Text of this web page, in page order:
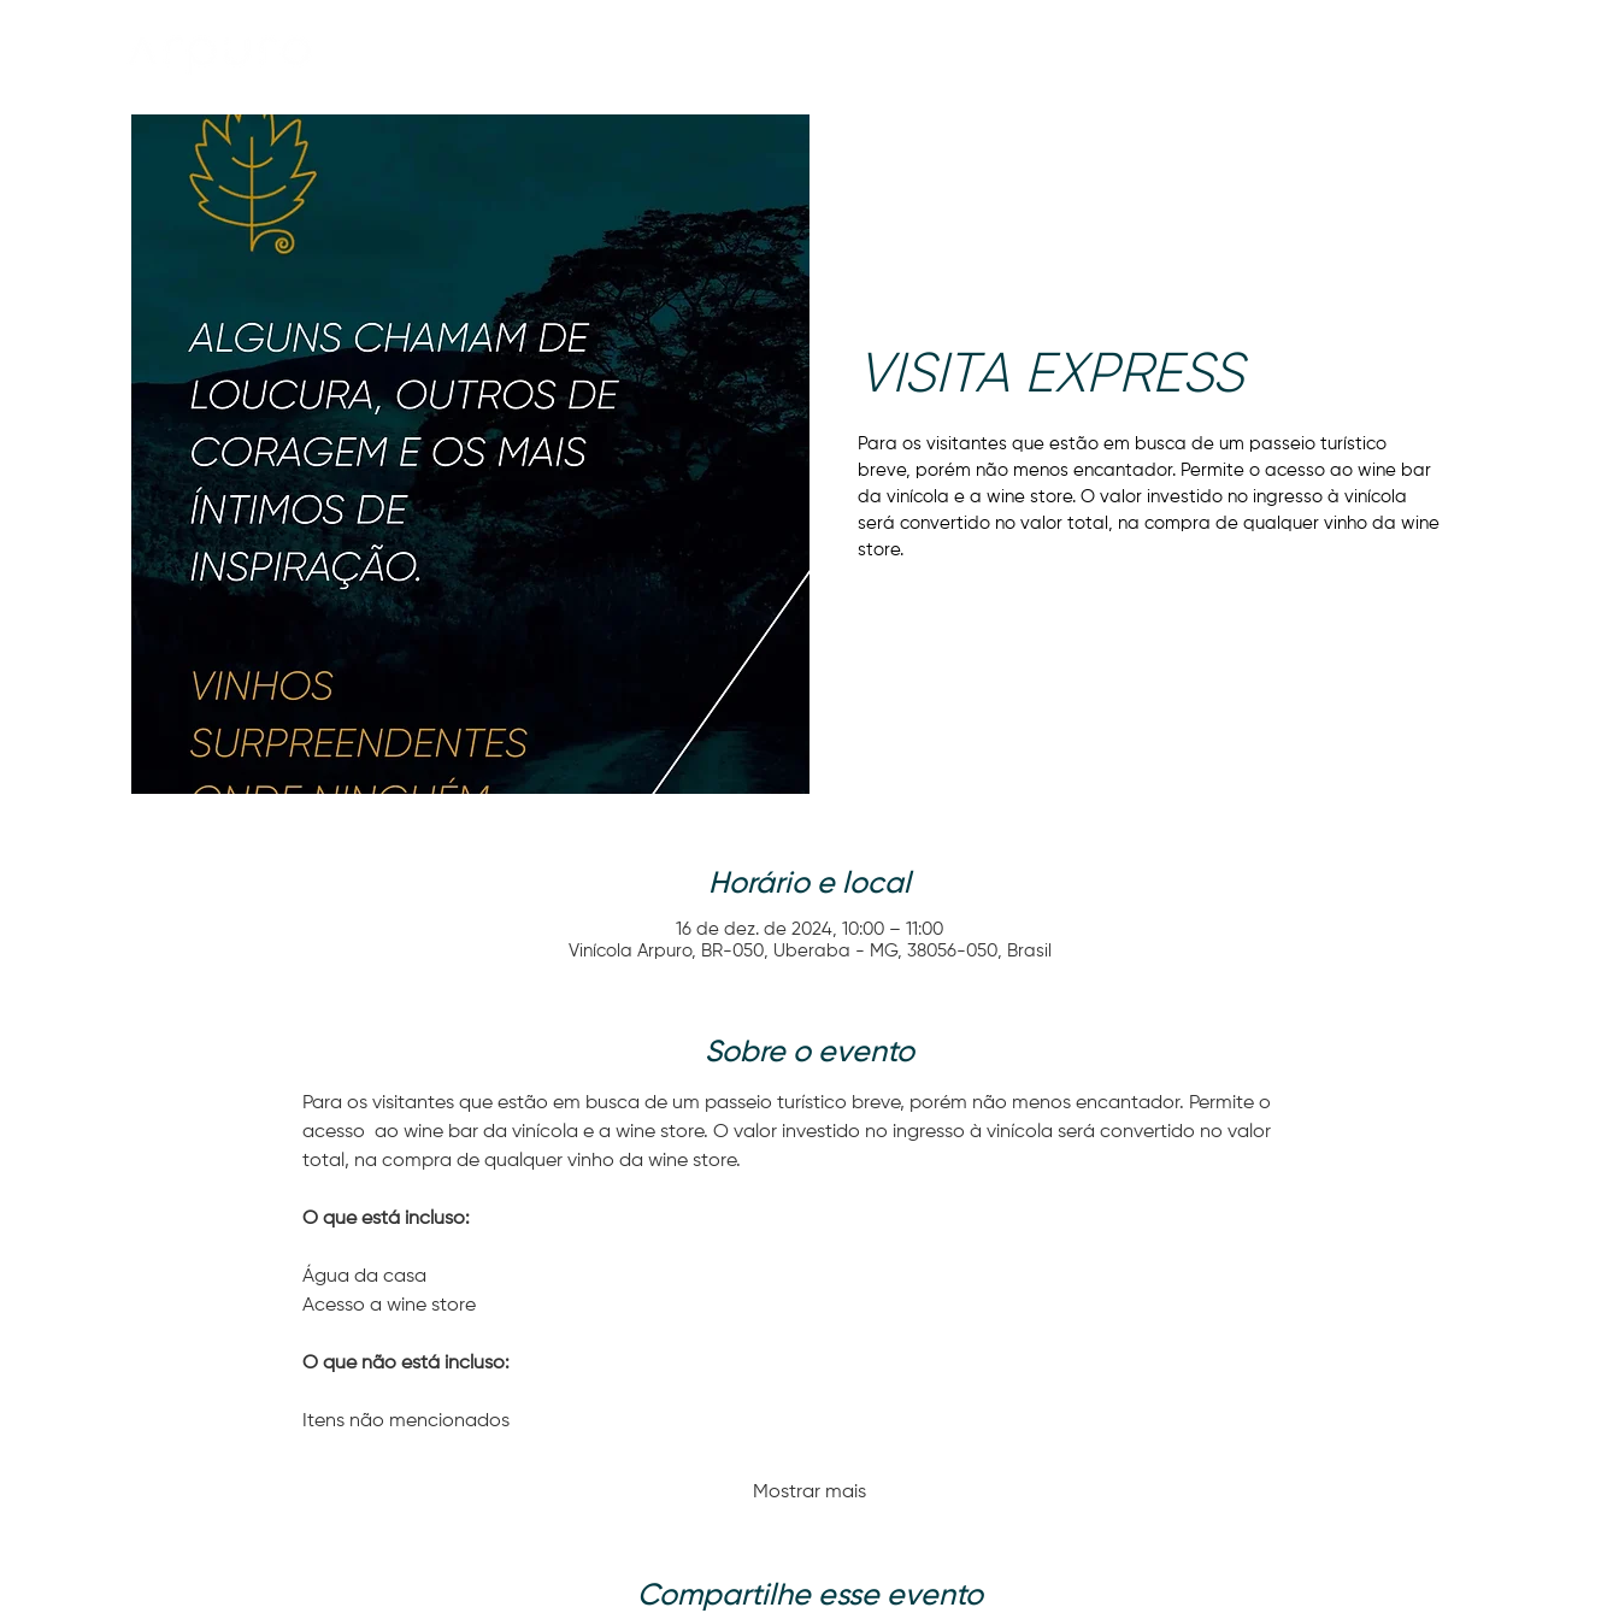
VISITA EXPRESS
Para os visitantes que estão em busca de um passeio turístico
breve, porém não menos encantador. Permite o acesso ao wine bar
da vinícola e a wine store. O valor investido no ingresso à vinícola
será convertido no valor total, na compra de qualquer vinho da wine
store.
Horário e local
16 de dez. de 2024, 10:00 – 11:00
Vinícola Arpuro, BR-050, Uberaba - MG, 38056-050, Brasil
Sobre o evento
Para os visitantes que estão em busca de um passeio turístico breve, porém não menos encantador. Permite o
acesso  ao wine bar da vinícola e a wine store. O valor investido no ingresso à vinícola será convertido no valor
total, na compra de qualquer vinho da wine store.
O que está incluso:
Água da casa
Acesso a wine store
O que não está incluso:
Itens não mencionados
Mostrar mais
Compartilhe esse evento